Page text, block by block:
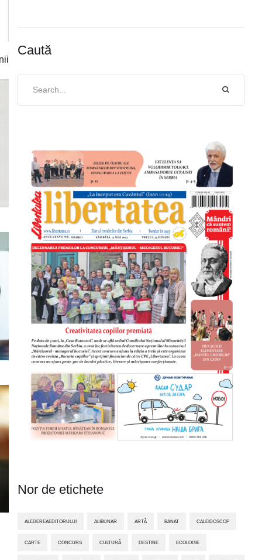
Caută
Nor de etichete
ALEGEREAEDITORULUI ALIBUNAR ARTĂ BANAT CALEIDOSCOP
CARTE CONCURS CULTURĂ DESTINE ECOLOGIE